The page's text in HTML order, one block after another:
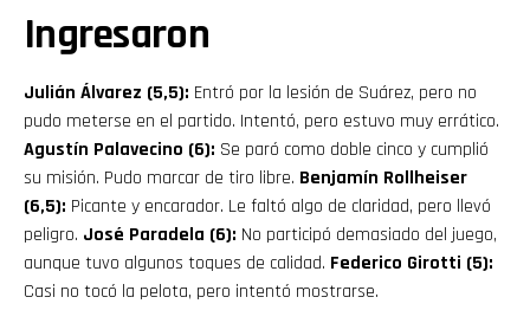
Ingresaron
Julián Álvarez (5,5): Entró por la lesión de Suárez, pero no
pudo meterse en el partido. Intentó, pero estuvo muy errático.
Agustín Palavecino (6): Se paró como doble cinco y cumplió
su misión. Pudo marcar de tiro libre. Benjamín Rollheiser
(6,5): Picante y encarador. Le faltó algo de claridad, pero llevó
peligro. José Paradela (6): No participó demasiado del juego,
aunque tuvo algunos toques de calidad. Federico Girotti (5):
Casi no tocó la pelota, pero intentó mostrarse.